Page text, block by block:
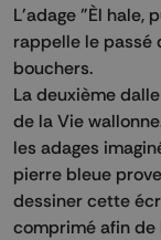
L'adage "Èl hale,
rappelle le passé
bouchers.
La deuxième
de la Vie
les adages
pierre bleue
dessiner cette
comprimé afin de